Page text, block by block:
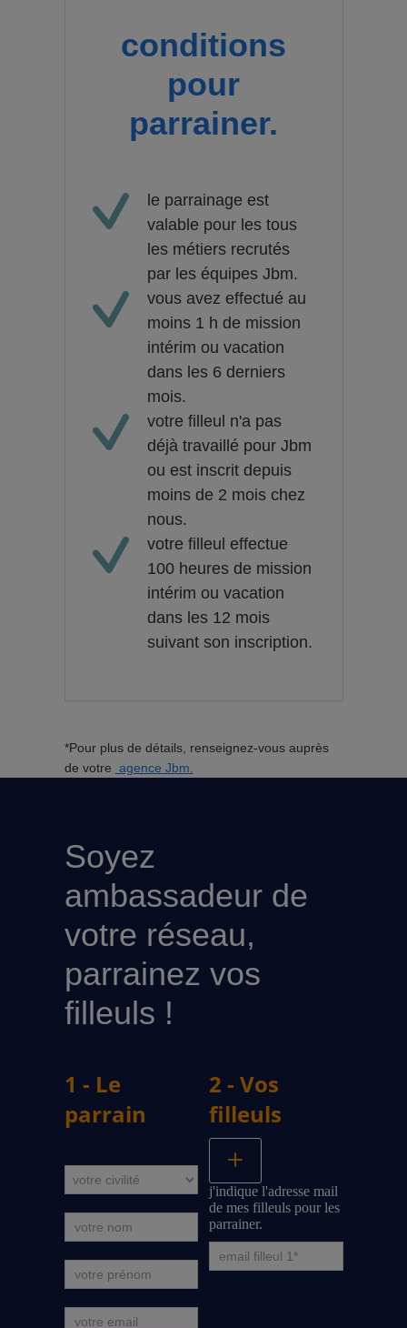
conditions
pour
parrainer.
le parrainage est
valable pour les tous
les métiers recrutés
par les équipes Jbm.
vous avez effectué au
moins 1 h de mission
intérim ou vacation
dans les 6 derniers
mois.
votre filleul n'a pas
déjà travaillé pour Jbm
ou est inscrit depuis
moins de 2 mois chez
nous.
votre filleul effectue
100 heures de mission
intérim ou vacation
dans les 12 mois
suivant son inscription.
*Pour plus de détails, renseignez-vous auprès
de votre agence Jbm.
Soyez
ambassadeur de
votre réseau,
parrainez vos
filleuls !
1 - Le
parrain
2 - Vos
filleuls
j'indique l'adresse mail
de mes filleuls pour les
parrainer.